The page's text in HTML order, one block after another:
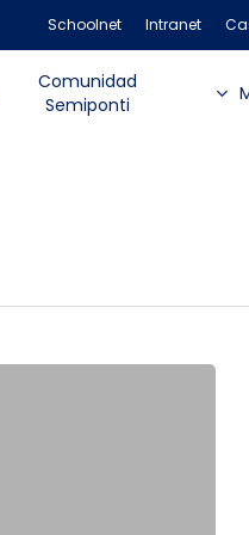
Schoolnet Intranet
Comunidad
Semiponti